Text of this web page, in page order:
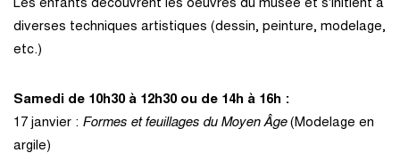
Les enfants découvrent les oeuvres du musée et s'initient à
diverses techniques artistiques (dessin, peinture, modelage,
etc.)
Samedi de 10h30 à 12h30 ou de 14h à 16h :
17 janvier : Formes et feuillages du Moyen Âge(Modelage en
argile)